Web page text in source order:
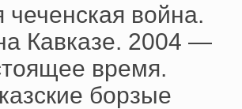
чеченская война.
Кавказе. 2004 —
время.
борзые